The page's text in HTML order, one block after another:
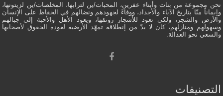
نحن مجموعة من بنات وأبناء عفرين، المحبات/ين لترابها، المخلصات/ين لزيتونها،
وإيماناً منّا بتاريخ الآباء والأجداد، ووفاءً لجهودهم ونضالهم في الحفاظ على الإنسان
والأرض والشجر، ولكي تعود للأشجار رونقها، ويعود الأهل والأحبة إلى جبالهم
وسهولهم ومنازلهم، كان لا بدّ من إنطلاقة تمهّد الأرضية لعودة الحقوق لأصحابها
والسعي نحو العدالة.
التصنيفات